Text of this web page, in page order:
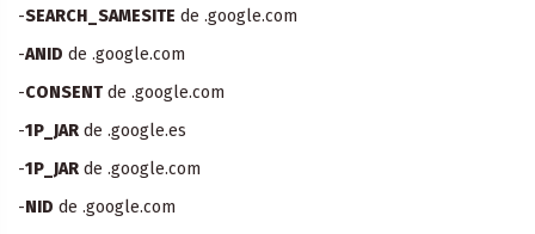
-SEARCH_SAMESITE de .google.com
-ANID de .google.com
-CONSENT de .google.com
-1P_JAR de .google.es
-1P_JAR de .google.com
-NID de .google.com